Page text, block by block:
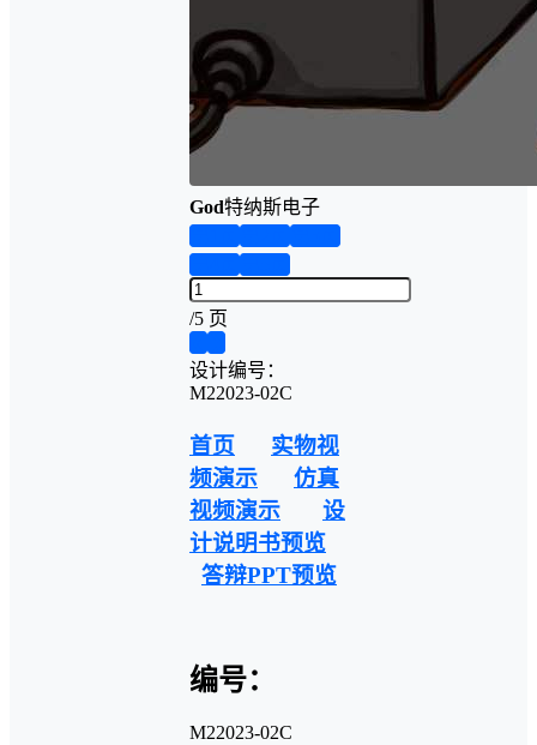
God特纳斯电子
/5 页
设计编号：
M22023-02C
首页
实物视
频演示
仿真
视频演示
设
计说明书预览
答辩PPT预览
编号：
M22023-02C